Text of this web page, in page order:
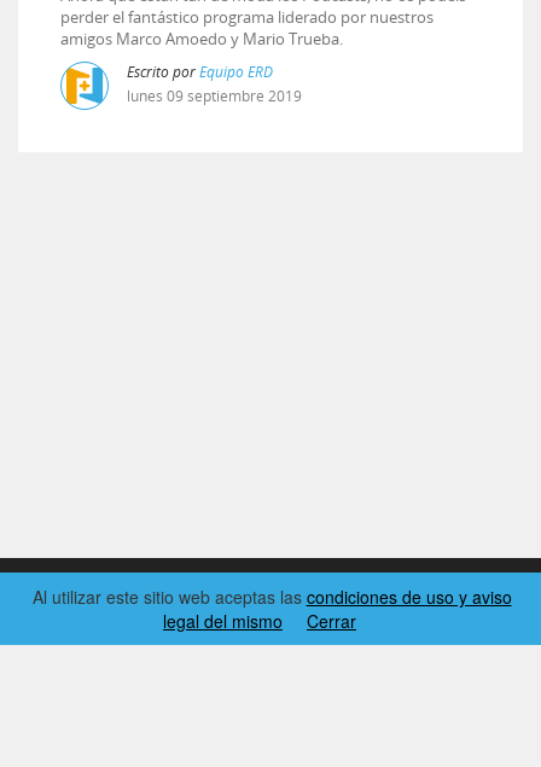
perder el fantástico programa liderado por nuestros
amigos Marco Amoedo y Mario Trueba.
Escrito porEquipo ERD
lunes 09septiembre 2019
2026 © EL RINCÓN DYNAMICS
Al utilizar este sitio web aceptas las condiciones de uso y aviso
legal del mismo
Cerrar